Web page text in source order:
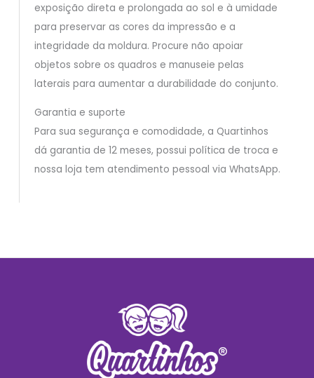
exposição direta e prolongada ao sol e à umidade
para preservar as cores da impressão e a
integridade da moldura. Procure não apoiar
objetos sobre os quadros e manuseie pelas
laterais para aumentar a durabilidade do conjunto.
Garantia e suporte
Para sua segurança e comodidade, a Quartinhos
dá garantia de 12 meses, possui política de troca e
nossa loja tem atendimento pessoal via WhatsApp.